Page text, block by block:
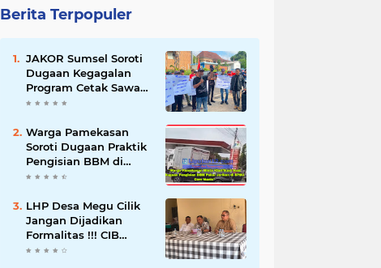
Berita Terpopuler
JAKOR Sumsel Soroti
Dugaan Kegagalan
Program Cetak Sawah
Rp105 Miliar di Ogan
Pertanian Mundur
Warga Pamekasan
Soroti Dugaan Praktik
Pengisian BBM di
SPBU Cem Manis,
Pengawasan
LHP Desa Megu Cilik
Jangan Dijadikan
Formalitas !!! CIB
Desak Inspektorat